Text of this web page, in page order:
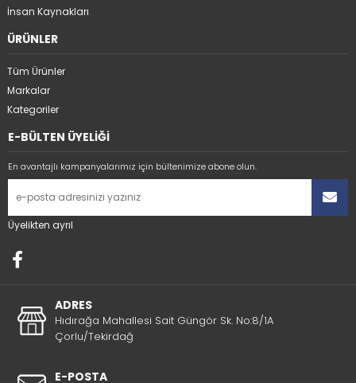
İnsan Kaynakları
ÜRÜNLER
Tüm Ürünler
Markalar
Kategoriler
E-BÜLTEN ÜYELİĞİ
En avantajlı kampanyalarımız için bültenimize abone olun.
Üyelikten ayrıl
ADRES
Hıdırağa Mahallesi Sait Güngör Sk. No:8/1A
Çorlu/Tekirdağ
E-POSTA